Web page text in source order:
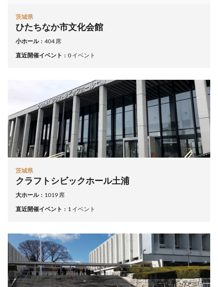
茨城県
ひたちなか市文化会館
小ホール
404 席
直近開催イベント
0 イベント
茨城県
クラフトシビックホール土浦
大ホール
1019 席
直近開催イベント
1 イベント